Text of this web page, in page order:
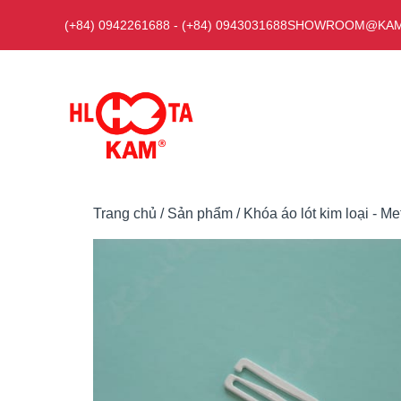
nội
(+84) 0942261688 - (+84) 0943031688
Trang chủ / Sản phẩm / Khóa áo lót kim loại -